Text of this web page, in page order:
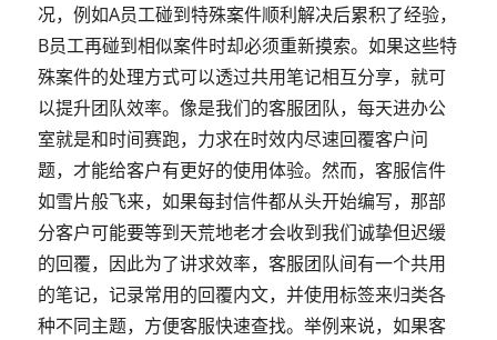
况，例如A员工碰到特殊案件顺利解决后累积了经验，
B员工再碰到相似案件时却必须重新摸索。如果这些特
殊案件的处理方式可以透过共用笔记相互分享，就可
以提升团队效率。像是我们的客服团队，每天进办公
室就是和时间赛跑，力求在时效内尽速回覆客户问
题，才能给客户有更好的使用体验。然而，客服信件
如雪片般飞来，如果每封信件都从头开始编写，那部
分客户可能要等到天荒地老才会收到我们诚挚但迟缓
的回覆，因此为了讲求效率，客服团队间有一个共用
的笔记，记录常用的回覆内文，并使用标签来归类各
种不同主题，方便客服快速查找。举例来说，如果客